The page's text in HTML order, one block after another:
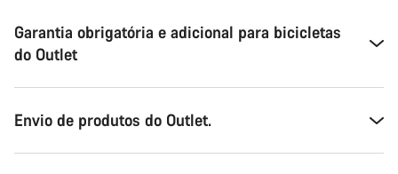
Garantia obrigatória e adicional para bicicletas
do Outlet
Envio de produtos do Outlet.